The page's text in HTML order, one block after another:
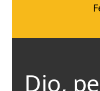
Dio,